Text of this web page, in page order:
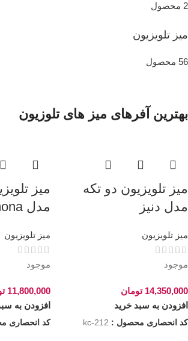
2 محصول
میز تلویزیون
56 محصول
بهترین آفرهای میز های تلوزیون
میز تلویزیون دو تکه
مدل دنیز
میز تلویزیون
موجود
14,350,000 تومان
افزودن به سبد خرید
کد انحصاری محصول : kc-212
میز
مدل Ramona
میز تلویزیون
موجود
11,800,000
افزودن به
کد انحصاری